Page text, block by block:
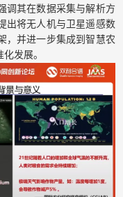
调其在数据采集与解析方
出将无人机与卫星遥感数
，并进一步集成到智慧农
发展。